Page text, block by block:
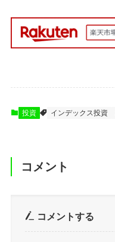
投資 インデックス投資
コメント
コメントする